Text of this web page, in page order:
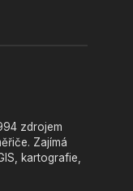
zdrojem
Zajímá
kartografie,